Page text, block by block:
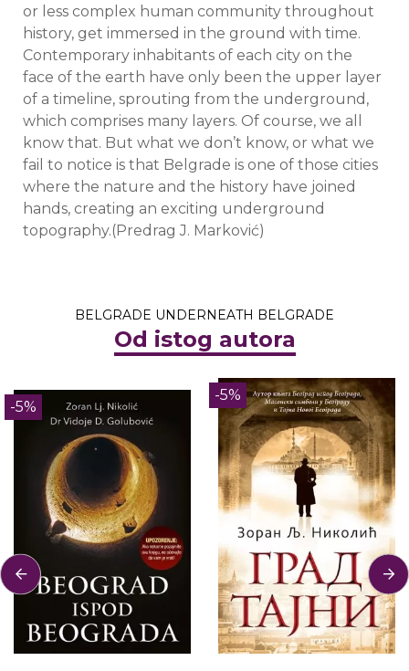
or less complex human community throughout
history, get immersed in the ground with time.
Contemporary inhabitants of each city on the
face of the earth have only been the upper layer
of a timeline, sprouting from the underground,
which comprises many layers. Of course, we all
know that. But what we don’t know, or what we
fail to notice is that Belgrade is one of those cities
where the nature and the history have joined
hands, creating an exciting underground
topography.(Predrag J. Marković)
BELGRADE UNDERNEATH BELGRADE
Od istog autora
-5%
-5%